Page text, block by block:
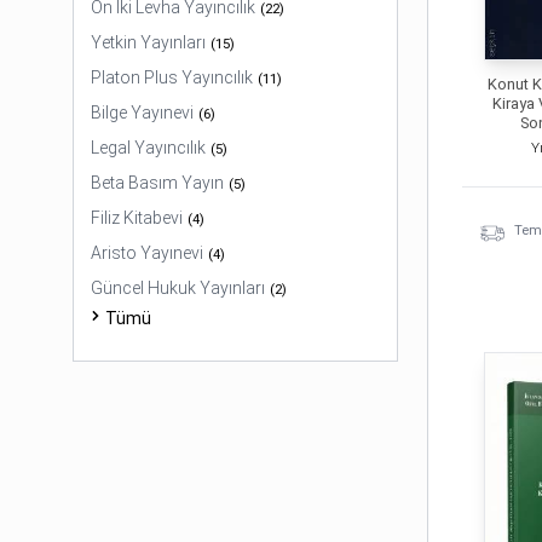
On İki Levha Yayıncılık (22)
Yetkin Yayınları (15)
Platon Plus Yayıncılık (11)
Bilge Yayınevi (6)
Legal Yayıncılık (5)
Beta Basım Yayın (5)
Filiz Kitabevi (4)
Aristo Yayınevi (4)
Güncel Hukuk Yayınları (2)
Tümü
Konut
Kiraya